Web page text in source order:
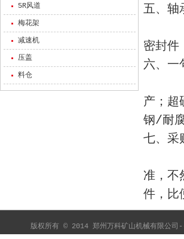
5R风道
梅花架
减速机
压盖
料仓
五、轴
轴承
密封件
六、一
软料
产；超
钢/耐
七、采
不要
准，不
件，比
版权所有 © 2014 郑州万科矿山机械有限公司